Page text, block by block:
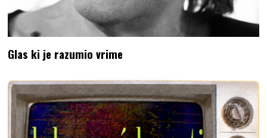
Glas ki je razumio vrime